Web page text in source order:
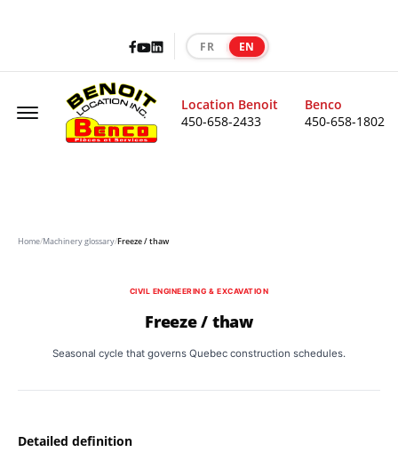
Facebook
Youtube
LinkedIn
FR EN
Offcanvas Menu Open
Location Benoit
450-658-2433
Benco
450-658-1802
Home/Machinery glossary/Freeze / thaw
CIVIL ENGINEERING & EXCAVATION
Freeze / thaw
Seasonal cycle that governs Quebec construction schedules.
Detailed definition